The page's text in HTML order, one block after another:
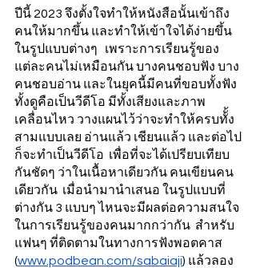
ปีนี้ 2023 จึงตั้งใจทำให้หนังสือนั้นเข้าถึง
คนให้มากขึ้น และทำให้เข้าใจได้ง่ายขึ้น
ในรูปแบบต่างๆ   เพราะการเรียนรู้ของ
แต่ละคนไม่เหมือนกัน บางคนชอบฟัง บาง
คนชอบอ่าน และในยุคนี้มีคนที่ขอบทั้งฟัง
ทั้งดูคือเป็นวีดีโอ มีทั้งเสียงและภาพ
เคลื่อนไหว วางแผนไว้ว่าจะทำให้ครบทัั้ง
สามแบบเลย อ่านแล้ว เชียนแล้ว และต่อไป
ก็จะทำเป็นวีดีโอ  เพื่อที่จะได้เปรียบเทียบ
กันชัดๆ ว่าในเนื้อหาเดียวกัน คนเขียนคน
เดียวกัน  เมื่อนำมานำเสนอ ในรูปแบบที่
ต่างกัน 3 แบบๆ ไหนจะมีผลต่อความสนใจ
ในการเรียนรู้ของคนมากกว่ากัน  สำหรับ
แฟนๆ ที่ติดตามในทางการฟังพอตคาส
(www.podbean.com/sabaiaji) แล้วลอง